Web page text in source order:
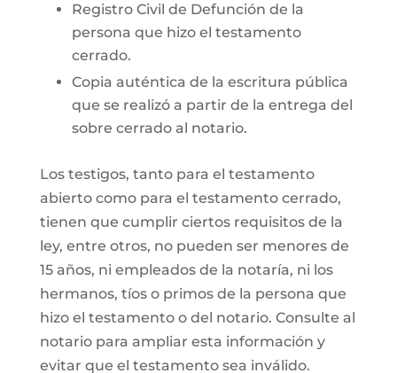
Registro Civil de Defunción de la
persona que hizo el testamento
cerrado.
Copia auténtica de la escritura pública
que se realizó a partir de la entrega del
sobre cerrado al notario.
Los testigos, tanto para el testamento
abierto como para el testamento cerrado,
tienen que cumplir ciertos requisitos de la
ley, entre otros, no pueden ser menores de
15 años, ni empleados de la notaría, ni los
hermanos, tíos o primos de la persona que
hizo el testamento o del notario. Consulte al
notario para ampliar esta información y
evitar que el testamento sea inválido.